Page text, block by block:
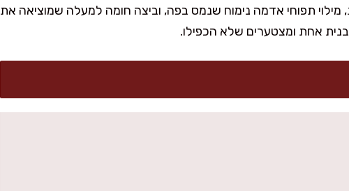
תפוחי אדמה נימוח שנמס בפה, וביצה חומה למעלה שמוציאה את
אחת ומצטערים שלא הכפילו.